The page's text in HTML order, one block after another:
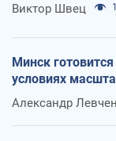
Виктор Швец
Минск
условиях
Александр